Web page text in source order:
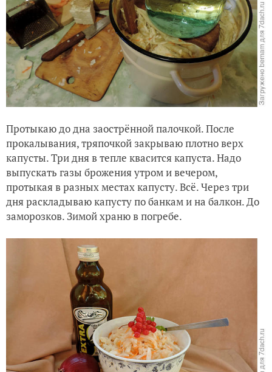
Протыкаю до дна заострённой палочкой. После
прокалывания, тряпочкой закрываю плотно верх
капусты. Три дня в тепле квасится капуста. Надо
выпускать газы брожения утром и вечером,
протыкая в разных местах капусту. Всё. Через три
дня раскладываю капусту по банкам и на балкон. До
заморозков. Зимой храню в погребе.